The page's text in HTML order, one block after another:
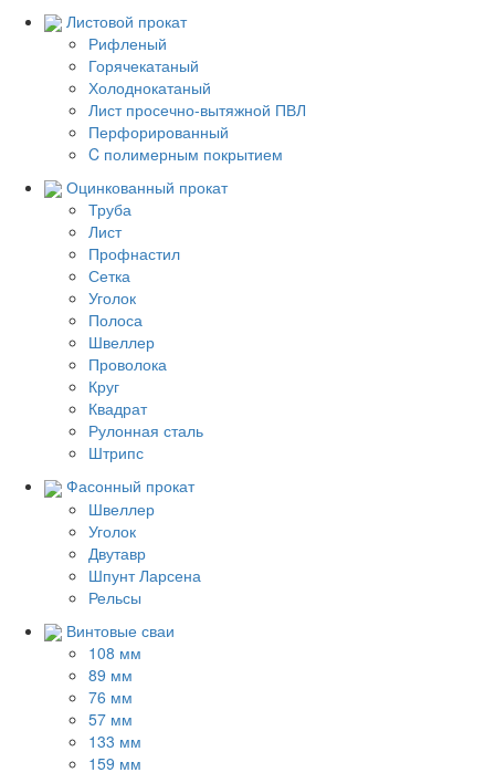
Листовой прокат
Рифленый
Горячекатаный
Холоднокатаный
Лист просечно-вытяжной ПВЛ
Перфорированный
C полимерным покрытием
Оцинкованный прокат
Труба
Лист
Профнастил
Сетка
Уголок
Полоса
Швеллер
Проволока
Круг
Квадрат
Рулонная сталь
Штрипс
Фасонный прокат
Швеллер
Уголок
Двутавр
Шпунт Ларсена
Рельсы
Винтовые сваи
108 мм
89 мм
76 мм
57 мм
133 мм
159 мм